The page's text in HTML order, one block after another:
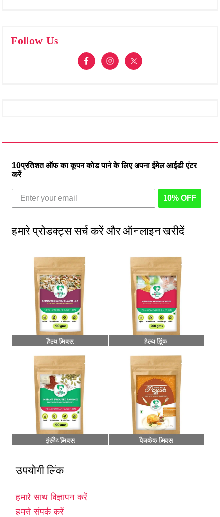
Follow Us
10प्रतिशत ऑफ का कूपन कोड पाने के लिए अपना ईमेल आईडी एंटर
करें
10% OFF
हमारे प्रोडक्ट्स सर्च करें और ऑनलाइन खरीदें
उपयोगी लिंक
हमारे साथ विज्ञापन करें
हमसे संपर्क करें